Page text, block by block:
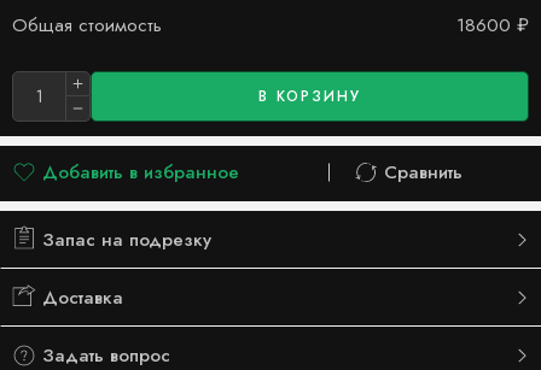
Общая стоимость
18600 ₽
В КОРЗИНУ
Добавить в избранное
Добавлено в список желаний
Сравнить
Сравнить
Запас на подрезку
Доставка
Задать вопрос